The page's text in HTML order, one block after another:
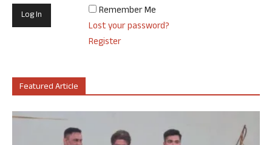
Remember Me
Lost your password?
Register
Featured Article